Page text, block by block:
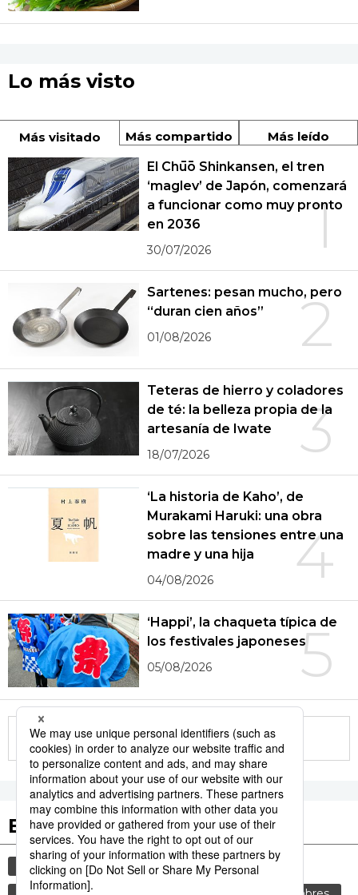
Lo más visto
Más visitado Más compartido Más leído
1
El Chūō Shinkansen, el tren
‘maglev’ de Japón, comenzará
a funcionar como muy pronto
en 2036
30/07/2026
2
Sartenes: pesan mucho, pero
“duran cien años”
01/08/2026
3
Teteras de hierro y coladores
de té: la belleza propia de la
artesanía de Iwate
18/07/2026
4
‘La historia de Kaho’, de
Murakami Haruki: una obra
sobre las tensiones entre una
madre y una hija
04/08/2026
5
‘Happi’, la chaqueta típica de
los festivales japoneses
05/08/2026
More in this series
Etiquetas destacadas
cultura gastronomía vida
comida